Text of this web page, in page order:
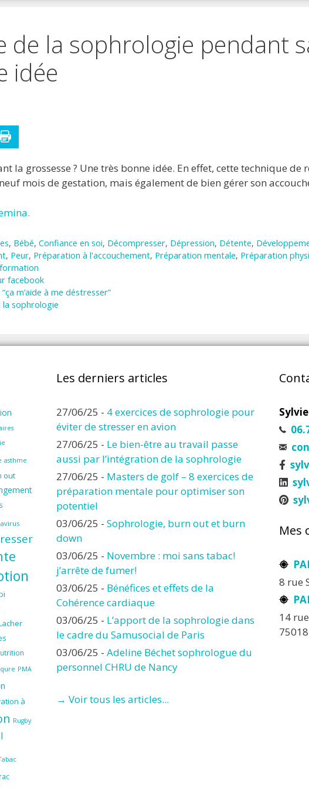
de la sophrologie pendant
idée
aux favoris
la grossesse ? Une très bonne idée. En effet, cette technique
mois de gestation, mais également de bien gérer son
, Bébé, Confiance en soi, Décompresser, Dépression, Détente,
, Peur, Préparation à l'accouchement, Préparation mentale, Préparation
facebook
m’aide à me déstresser”
la sophrologie
asthme
out
PMA
à
Rugby
Les derniers articles
27/06/25 - 4 exercices de sophrologie pour
éviter de stresser en avion
27/06/25 - Le bien-être au travail passe
aussi par l’intégration de la sophrologie
27/06/25 - Masters de golf – 8 exercices de
préparation mentale pour optimiser son
potentiel
03/06/25 - Sophrologie, burn out et burn
down
03/06/25 - Novembre : moi sans tabac!
j’arrête de fumer!
03/06/25 - Bénéfices et effets de la
Cohérence cardiaque
03/06/25 - L’apport de la sophrologie dans
le cadre du Samusocial de Paris
03/06/25 - Adeline Béchet sophrologue du
personnel CHRU de Nancy
→ Voir tous les articles...
Mes
8 rue
14